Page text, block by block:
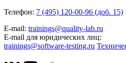
Телефон: 7 (495) 120-00-96 (доб. 15)
E-mail: trainings@quality-lab.ru
E-mail для юридических лиц:
trainings@software-testing.ru